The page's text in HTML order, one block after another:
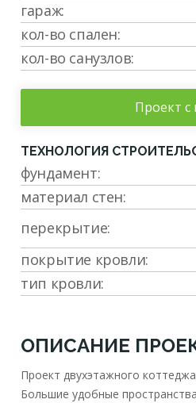
гараж:
кол-во спален:
кол-во санузлов:
Проект с
ТЕХНОЛОГИЯ
фундамент:
материал стен:
перекрытие:
покрытие кровли:
тип кровли:
ОПИСАНИЕ
Проект двухэтажного
Большие удобные